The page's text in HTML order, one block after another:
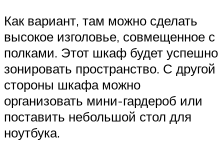
Как вариант, там можно сделать
высокое изголовье, совмещенное с
полками. Этот шкаф будет успешно
зонировать пространство. С другой
стороны шкафа можно
организовать мини-гардероб или
поставить небольшой стол для
ноутбука.